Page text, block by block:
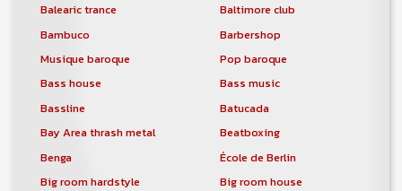
Balearic trance
Baltimore club
Bambuco
Barbershop
Musique baroque
Pop baroque
Bass house
Bass music
Bassline
Batucada
Bay Area thrash metal
Beatboxing
Benga
École de Berlin
Big room hardstyle
Big room house